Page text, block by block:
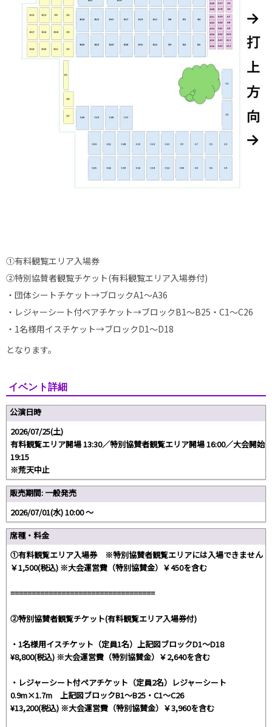
①有料観覧エリア入場券
②特別協賛者観覧チケット(有料観覧エリア入場券付)
・団体シートチケット→ブロックA1～A36
・レジャーシート付ペアチケット→ブロックB1～B25・C1～C26
・1名様用イスチケット→ブロックD1～D18
となります。
イベント詳細
公演日時
2026/07/25(土)
有料観覧エリア開場 13:30／特別協賛者観覧エリア開場 16:00／大会開始
19:15
※荒天中止
販売期間: 一般発売
2026/07/01(水) 10:00 〜
席種・料金
①有料観覧エリア入場券 ※特別協賛者観覧エリアには入場できません
￥1,500(税込) ※大会運営費（特別協賛金）￥450を含む
==================================
②特別協賛者観覧チケット(有料観覧エリア入場券付)
・1名様用イスチケット（定員1名）上記図ブロックD1～D18
¥8,800(税込) ※大会運営費（特別協賛金）￥2,640を含む
・レジャーシート付ペアチケット（定員2名）レジャーシート
0.9m×1.7m 上記図ブロックB1～B25・C1～C26
¥13,200(税込) ※大会運営費（特別協賛金）￥3,960を含む